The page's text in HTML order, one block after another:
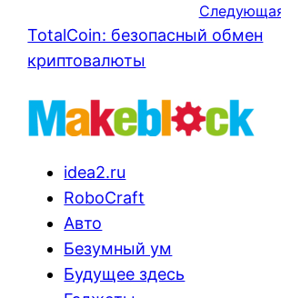
TotalCoin: безопасный обмен
криптовалюты
idea2.ru
RoboCraft
Авто
Безумный ум
Будущее здесь